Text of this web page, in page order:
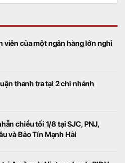
viên của một ngân hàng lớn nghỉ
thanh tra tại 2 chi nhánh
chiều tối 1/8 tại SJC, PNJ,
và Bảo Tín Mạnh Hải